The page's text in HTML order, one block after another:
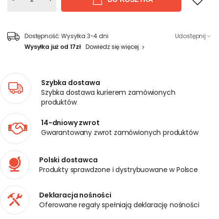
Dostępność: Wysyłka 3-4 dni
Wysyłka już od 17zł Dowiedz się więcej
Udostępnij
Szybka dostawa
Szybka dostawa kurierem zamówionych
produktów
14-dniowy zwrot
Gwarantowany zwrot zamówionych produktów
Polski dostawca
Produkty sprawdzone i dystrybuowane w Polsce
Deklaracja nośności
Oferowane regały spełniają deklarację nośności